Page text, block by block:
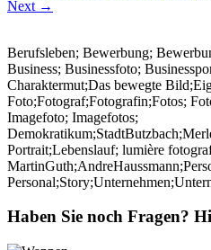
Next →
Berufsleben; Bewerbung;
Business; Businessfoto;
Charaktermut;Das bewegte
Foto;Fotograf;Fotografin;Fotos;
Imagefoto; Imagefotos;
Portrait;Lebenslauf; lumière
Haben Sie noch Fragen?